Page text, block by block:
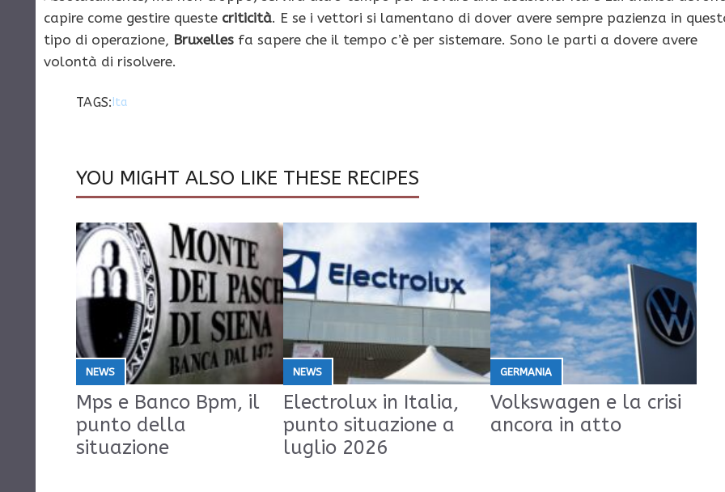
capire come gestire queste criticità. E se i vettori si lamentano di dover avere sempre pazienza in
tipo di operazione, Bruxelles fa sapere che il tempo c’è per sistemare. Sono le parti a dovere avere
volontà di risolvere.
TAGS: Ita
YOU MIGHT ALSO LIKE THESE RECIPES
NEWS
Mps e Banco Bpm, il
punto della
situazione
NEWS
Electrolux in Italia,
punto situazione a
luglio 2026
GERMANIA
Volkswagen e la crisi
ancora in atto